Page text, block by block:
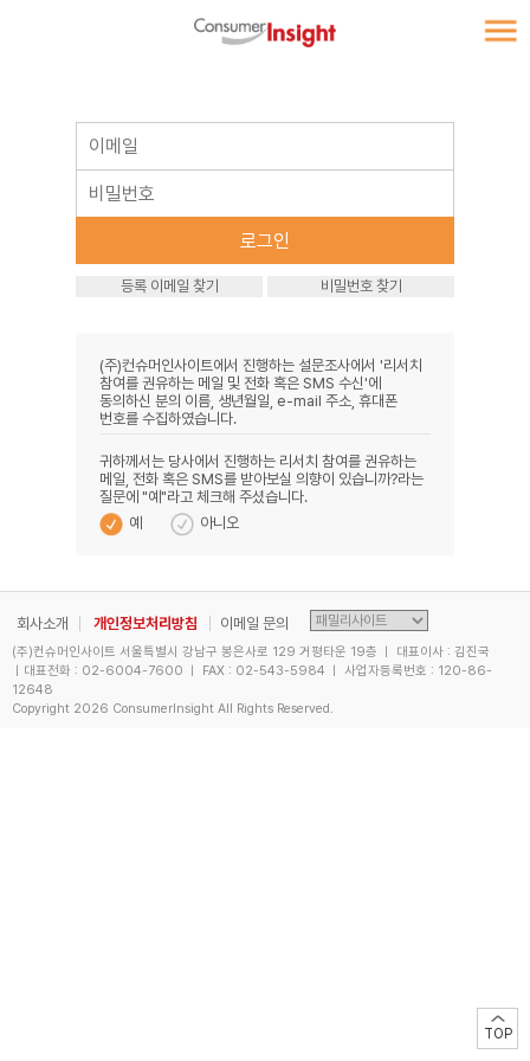
등록 이메일 찾기 비밀번호 찾기
(주)컨슈머인사이트에서 진행하는 설문조사에서 '리서치
참여를 권유하는 메일 및 전화 혹은 SMS 수신'에
동의하신 분의 이름, 생년월일, e-mail 주소, 휴대폰
번호를 수집하였습니다.
귀하께서는 당사에서 진행하는 리서치 참여를 권유하는
메일, 전화 혹은 SMS를 받아보실 의향이 있습니까?라는
질문에 "예"라고 체크해 주셨습니다.
예
아니오
TOP
회사소개 개인정보처리방침 이메일 문의
(주)컨슈머인사이트 서울특별시 강남구 봉은사로 129 거평타운 19층 ㅣ 대표이사 : 김진국
ㅣ대표전화 : 02-6004-7600 ㅣ FAX : 02-543-5984 ㅣ 사업자등록번호 : 120-86-
12648
Copyright 2026 ConsumerInsight All Rights Reserved.